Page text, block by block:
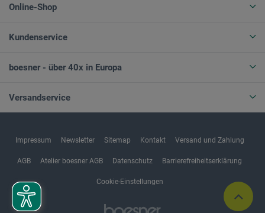
Online-Shop
Kundenservice
boesner - über 40x in Europa
Versandservice
Impressum Newsletter Sitemap Kontakt Versand und Zahlung
AGB Atelier boesner AGB Datenschutz Barrierefreiheitserklärung
Cookie-Einstellungen